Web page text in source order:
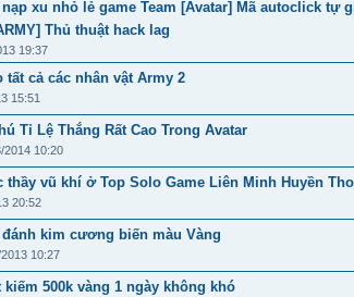
nạp xu nhỏ lẻ game Team [Avatar] Mã autoclick tự
Thủ thuật hack lag
19:37
cả các nhân vật Army 2
15:51
Tỉ Lệ Thắng Rất Cao Trong Avatar
2014 10:20
thầy vũ khí ở Top Solo Game Liên Minh Huyền
20:52
kim cương biến màu Vàng
10:27
kiếm 500k vàng 1 ngày không khó